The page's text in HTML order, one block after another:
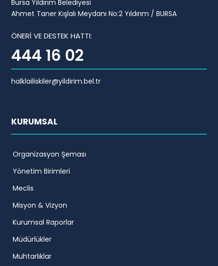
Bursa Yıldırım Belediyesi
Ahmet Taner Kışlalı Meydanı No:2 Yıldırım / BURSA
ÖNERİ VE DESTEK HATTI:
444 16 02
halklailiskiler@yildirim.bel.tr
KURUMSAL
Organizasyon Şeması
Yönetim Birimleri
Meclis
Misyon & Vizyon
Kurumsal Raporlar
Müdürlükler
Muhtarlıklar